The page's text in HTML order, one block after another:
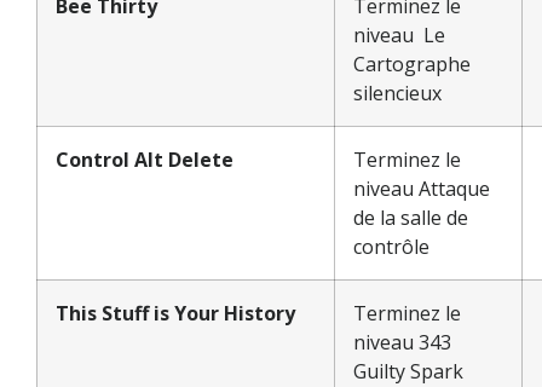
Bee Thirty
Terminez le
niveau Le
Cartographe
silencieux
Control Alt Delete
Terminez le
niveau Attaque
de la salle de
contrôle
This Stuff is Your History
Terminez le
niveau 343
Guilty Spark